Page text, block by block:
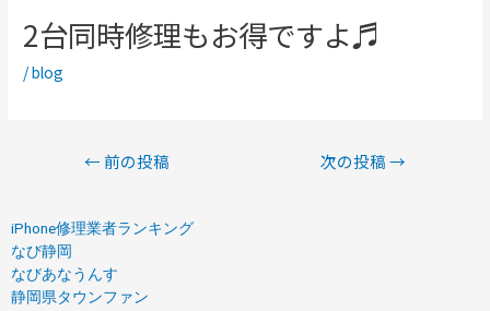
2台同時修理もお得ですよ♬
/blog
← 前の投稿 次の投稿→
iPhone修理業者ランキング
なび静岡
なびあなうんす
静岡県タウンファン